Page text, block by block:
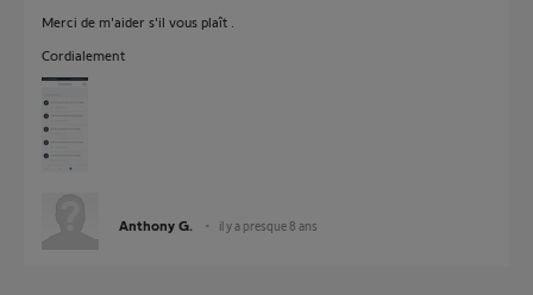
Merci de m'aider s'il vous plaît .
Cordialement
Anthony G. il y a presque 8 ans